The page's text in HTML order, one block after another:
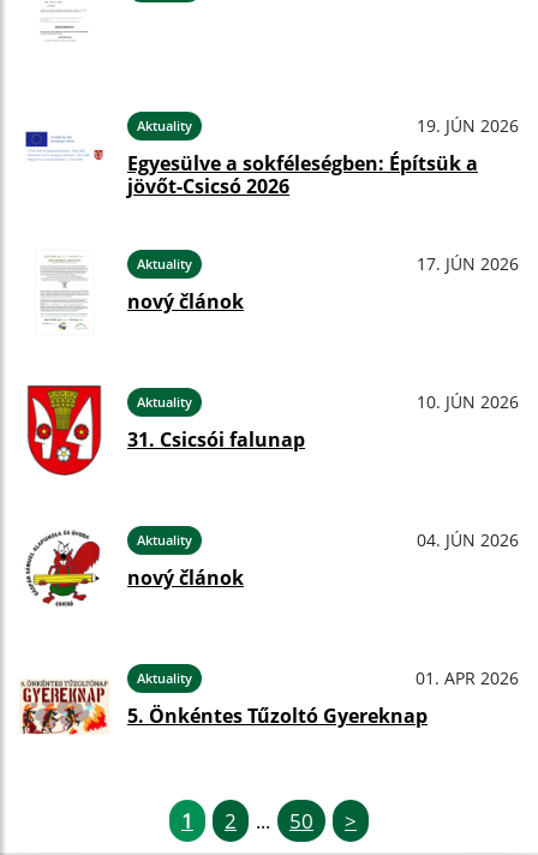
Aktuality 19. JÚN 2026
Egyesülve a sokféleségben: Építsük a
jövőt-Csicsó 2026
Aktuality 17. JÚN 2026
nový článok
Aktuality 10. JÚN 2026
31. Csicsói falunap
Aktuality 04. JÚN 2026
nový článok
Aktuality 01. APR 2026
5. Önkéntes Tűzoltó Gyereknap
1 2 ... 50 >